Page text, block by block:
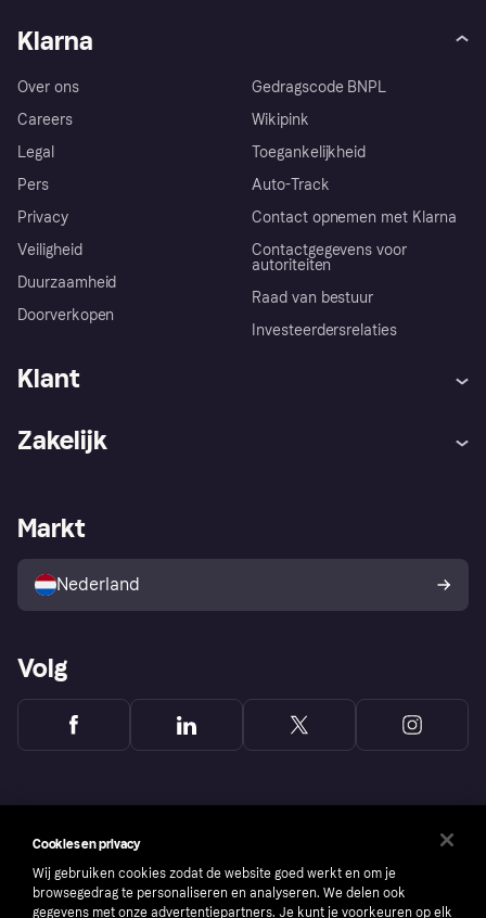
Klarna
Over ons
Careers
Legal
Pers
Privacy
Veiligheid
Duurzaamheid
Doorverkopen
Gedragscode BNPL
Wikipink
Toegankelijkheid
Auto-Track
Contact opnemen met Klarna
Contactgegevens voor
autoriteiten
Raad van bestuur
Investeerdersrelaties
Klant
Winkeloverzicht
Kopersbescherming voor
consumenten
Zakelijk
Zakelijke login
Markt
Nederland
Volg
Cookies en privacy
Wij gebruiken cookies zodat de website goed werkt en om je
browsegedrag te personaliseren en analyseren. We delen ook
gegevens met onze advertentiepartners. Je kunt je voorkeuren op elk